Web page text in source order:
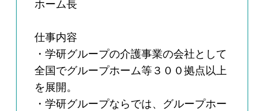
ホーム長
仕事内容
・学研グループの介護事業の会社として
全国でグループホーム等３００拠点以上
を展開。
・学研グループならでは、グループホー